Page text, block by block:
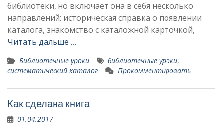
библиотеки, но включает она в себя не­сколько
направлений: историческая справка о появлении
ка­талога, знакомство с каталож­ной карточкой,
Читать дальше …
Библиотечные уроки библиотечные уроки,
систематический каталог
Прокомментировать
Как сделана книга
01.04.2017